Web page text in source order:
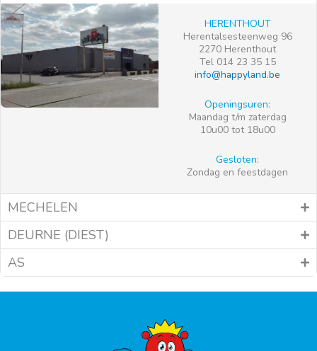
HERENTHOUT
Herentalsesteenweg 96
2270 Herenthout
Tel 014 23 35 15
info@happyland.be
Openingsuren:
Maandag t/m zaterdag
10u00 tot 18u00
Gesloten:
Zondag en feestdagen
MECHELEN
DEURNE (DIEST)
AS